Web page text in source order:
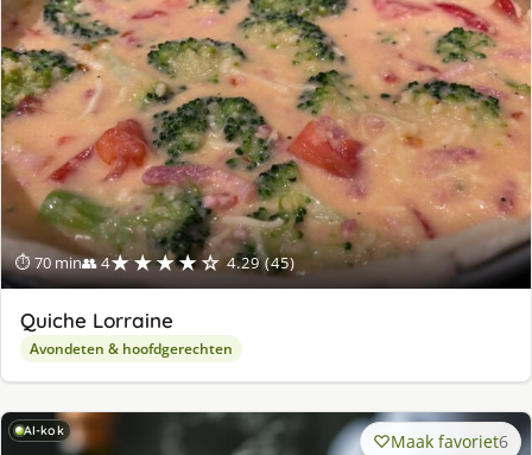
⏱ 70 min👥 4★★★★☆ 4.29 (45)
Quiche Lorraine
Avondeten & hoofdgerechten
AI-kok Maak favoriet6